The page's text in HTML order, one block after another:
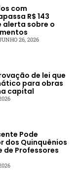
com
R$ 143
alerta sobre o
26, 2026
de lei que
para obras
capital
Pode
dos Quinquênios
de Professores